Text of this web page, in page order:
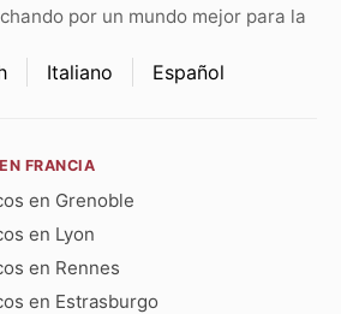
por un mundo mejor para la
Italiano Español
FRANCIA
en Grenoble
en Lyon
en Rennes
en Estrasburgo